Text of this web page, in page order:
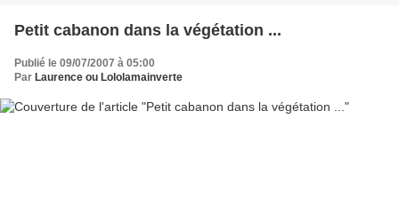
Petit cabanon dans la végétation ...
Publié le 09/07/2007 à 05:00
Par Laurence ou Lololamainverte